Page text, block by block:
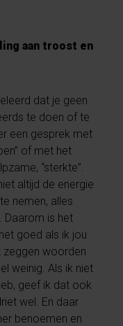
aan troost en
dat je geen
te doen of te
een gesprek met
of met het
“sterkte”.
altijd de energie
nemen, alles
Daarom is het
goed als ik jou
zeggen woorden
weinig. Als ik niet
geef ik dat ook
wel. En daar
benoemen en